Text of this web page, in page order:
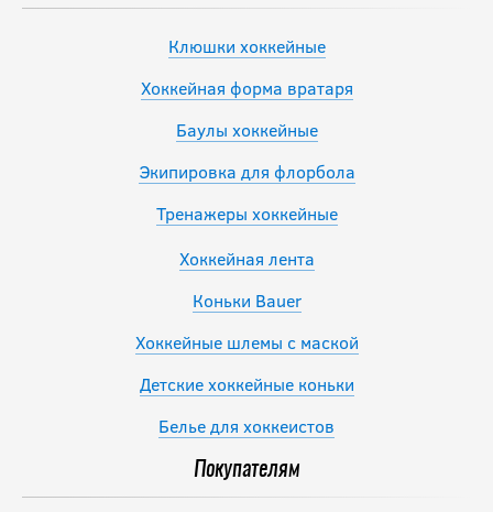
Клюшки хоккейные
Хоккейная форма вратаря
Баулы хоккейные
Экипировка для флорбола
Тренажеры хоккейные
Хоккейная лента
Коньки Bauer
Хоккейные шлемы с маской
Детские хоккейные коньки
Белье для хоккеистов
Покупателям